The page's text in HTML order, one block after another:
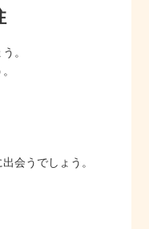
。
会うでしょう。